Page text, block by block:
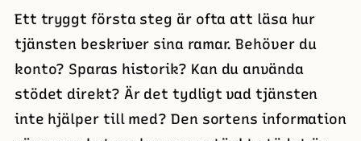
Ett tryggt första steg är ofta att läsa hur
tjänsten beskriver sina ramar. Behöver du
konto? Sparas historik? Kan du använda
stödet direkt? Är det tydligt vad tjänsten
inte hjälper till med? Den sortens information